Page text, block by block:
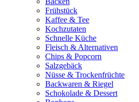
Frühstück
Kaffee & Tee
Kochzutaten
Schnelle Küche
Fleisch & Alternativen
Chips & Popcorn
Salzgebäck
Nüsse & Trockenfrüchte
Backwaren & Riegel
Schokolade & Dessert